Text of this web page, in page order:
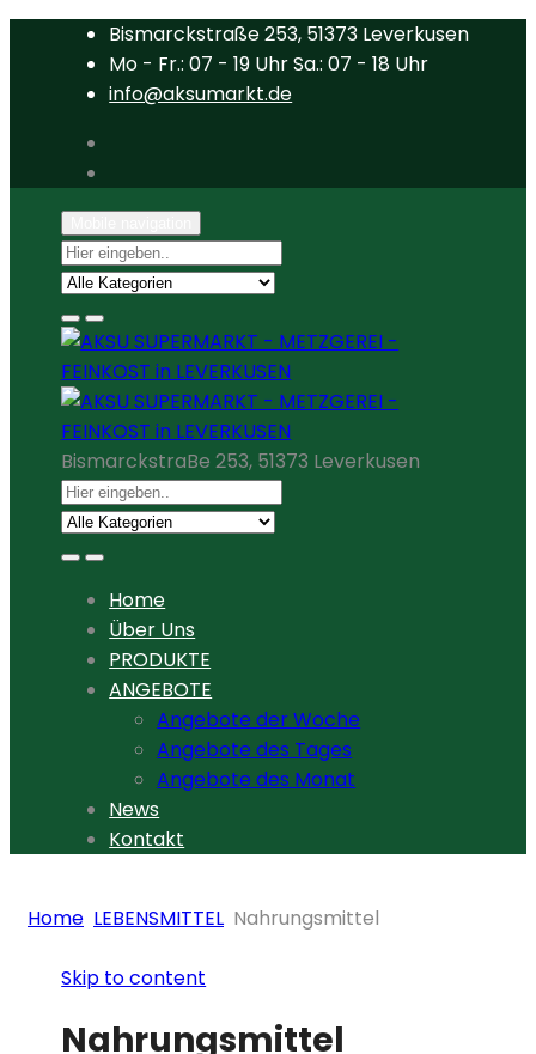
Bismarckstraße 253, 51373 Leverkusen
Mo - Fr.: 07 - 19 Uhr Sa.: 07 - 18 Uhr
info@aksumarkt.de
BismarckstraBe 253, 51373 Leverkusen
Home
Über Uns
PRODUKTE
ANGEBOTE
Angebote der Woche
Angebote des Tages
Angebote des Monat
News
Kontakt
Home LEBENSMITTEL Nahrungsmittel
Skip to content
Nahrungsmittel